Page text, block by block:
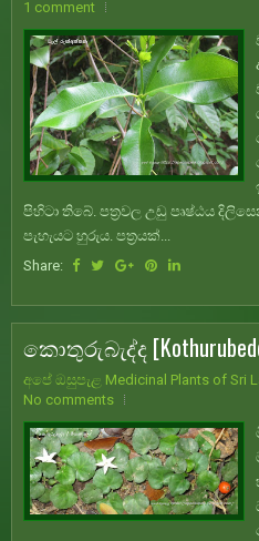
1 comment
පිහිටා තිබේ. පත්‍රවල උඩු පෘෂ්ඨය
පැහැයට හුරුය. පත්‍රයක්...
Share:
කොතුරුබැද්ද
අපේ ඔසුපැළ Medicinal Plants of Sri
No comments